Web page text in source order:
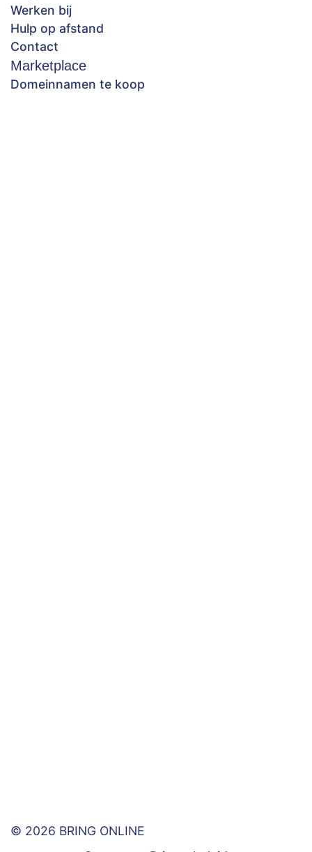
Werken bij
Hulp op afstand
Contact
Marketplace
Domeinnamen te koop
© 2026 BRING ONLINE